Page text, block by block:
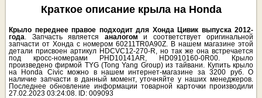
Краткое описание крыла на Honda
Крыло переднее правое подходит для Хонда Цивик выпуска 2012-
года. Запчасть является аналогом и соответствует оригинальной
запчасти от Хонда с номером 60211TR0A90Z. В нашем магазине этой
детали присвоен артикул HDCVC12-270-R, но так же она встречается
под кросс-номерами PHD10141AR, HD0910160-0R00. Крыло
произведено фирмой TYG (Tong Yang Group) из тайвани. Купить крыло
на Honda Civic можно в нашем интернет-магазине за 3200 руб. О
наличие запчасти в данный момент, уточняйте у наших менеджеров.
Последнее обновление информации товарной карточки производили
27.02.2023 03:24:08. ID: 009093